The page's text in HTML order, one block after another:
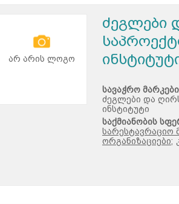
არ არის ლოგო
ძეგლები
სავაჭრო
ძეგლები და
ინსტიტუტი
საქმიანობის
სარესტავრაციო
ორგანიზაციები;